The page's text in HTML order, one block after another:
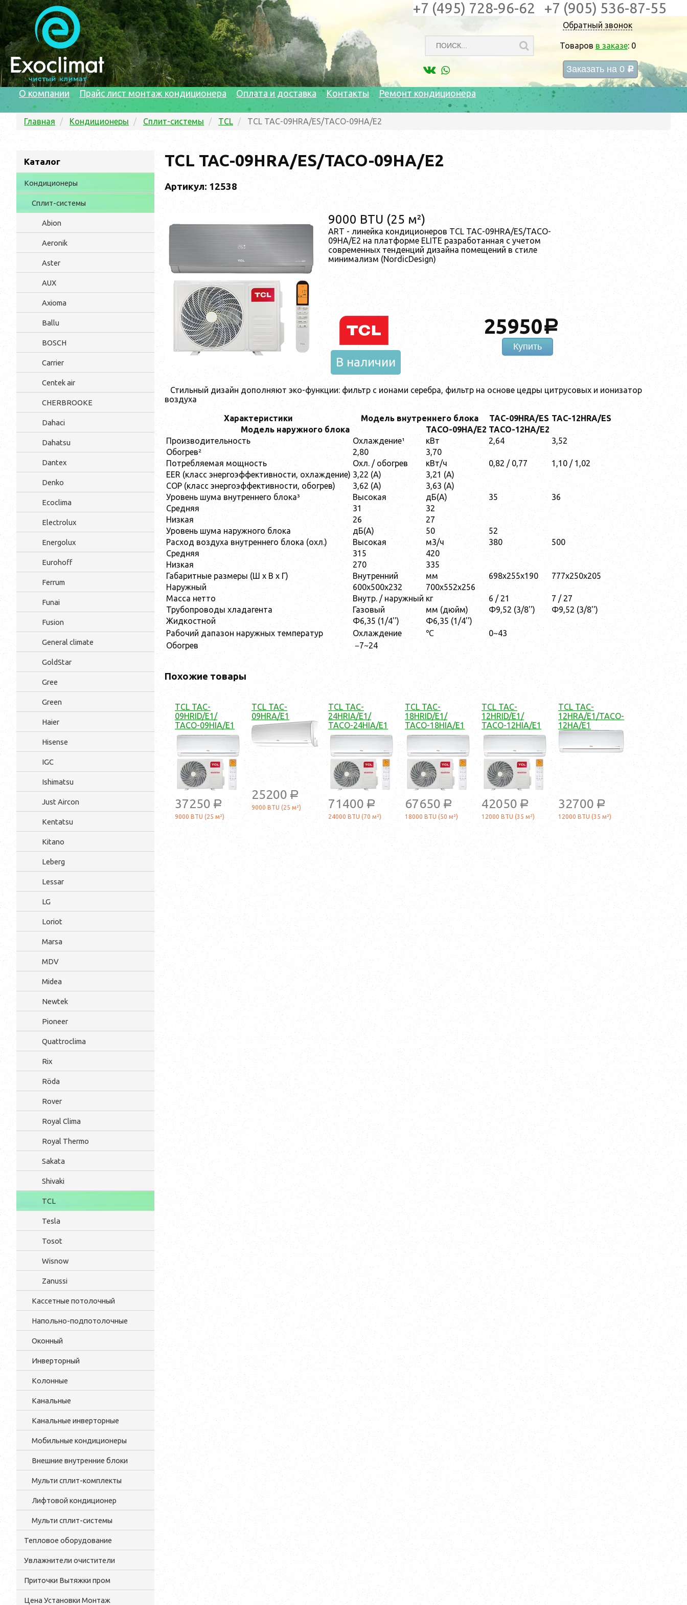
Обратный звонок
Товаров в заказе: 0
Заказать на 0 c
+7 (495) 728-96-62 +7 (905) 536-87-55
О компании Прайс лист монтаж кондиционера Оплата и доставка Контакты Ремонт кондиционера
Главная Кондиционеры Сплит-системы TCL TCL TAC-09HRA/ES/TACO-09HA/E2
Каталог
Кондиционеры
Сплит-системы
Abion
Aeronik
Aster
AUX
Axioma
Ballu
BOSCH
Carrier
Centek air
CHERBROOKE
Dahaci
Dahatsu
Dantex
Denko
Ecoclima
Electrolux
Energolux
Eurohoff
Ferrum
Funai
Fusion
General climate
GoldStar
Gree
Green
Haier
Hisense
IGC
Ishimatsu
Just Aircon
Kentatsu
Kitano
Leberg
Lessar
LG
Loriot
Marsa
MDV
Midea
Newtek
Pioneer
Quattroclima
Rix
Röda
Rover
Royal Clima
Royal Thermo
Sakata
Shivaki
TCL
Tesla
Tosot
Wisnow
Zanussi
Кассетные потолочный
Напольно-подпотолочные
Оконный
Инверторный
Колонные
Канальные
Канальные инверторные
Мобильные кондиционеры
Внешние внутренние блоки
Мульти cплит-комплекты
Лифтовой кондиционер
Мульти сплит-системы
Тепловое оборудование
Увлажнители очистители
Приточки Вытяжки пром
Цена Установки Монтаж
TCL TAC-09HRA/ES/TACO-09HA/E2
Артикул: 12538
9000 BTU (25 м²)
ART - линейка кондиционеров TCL TAC-09HRA/ES/TACO-
09HA/E2 на платформе ELITE разработанная с учетом
современных тенденций дизайна помещений в стиле
минимализм (NordicDesign)
25950a
Купить
В наличии
Стильный дизайн дополняют эко-функции: фильтр с ионами серебра, фильтр на основе цедры цитрусовых и ионизатор
воздуха
Характеристики Модель внутреннего блока TAC-09HRA/ES TAC-12HRA/ES
Модель наружного блока
TACO-09HA/E2 TACO-12HA/E2
Производительность
Охлаждение¹ кВт 2,64
3,52
Обогрев²
2,80
3,70
Потребляемая мощность
Охл. / обогрев кВт/ч 0,82 / 0,77
1,10 / 1,02
EER (класс энергоэффективности, охлаждение) 3,22 (А)
3,21 (А)
COP (класс энергоэффективности, обогрев)
3,62 (А)
3,63 (А)
Уровень шума внутреннего блока³
Высокая дБ(A) 35
36
Средняя
31
32
Низкая
26
27
Уровень шума наружного блока
дБ(A) 50
52
Расход воздуха внутреннего блока (охл.)
Высокая м3/ч 380
500
Средняя
315
420
Низкая
270
335
Габаритные размеры (Ш х В х Г)
Внутренний мм 698x255x190
777x250x205
Наружный
600x500x232
700x552x256
Масса нетто
Внутр. / наружный кг 6 / 21
7 / 27
Трубопроводы хладагента
Газовый мм (дюйм) Φ9,52 (3/8'')
Φ9,52 (3/8'')
Жидкостной
Φ6,35 (1/4'')
Φ6,35 (1/4'')
Рабочий дапазон наружных температур
Охлаждение ℃
0~43
Обогрев
−7~24
Похожие товары
TCL TAC-
09HRID/E1/
TACO-09HIA/E1
37250 a
9000 BTU (25 м²)
TCL TAC-
09HRA/E1
25200 a
9000 BTU (25 м²)
TCL TAC-
24HRIA/E1/
TACO-24HIA/E1
71400 a
24000 BTU (70 м²)
TCL TAC-
18HRID/E1/
TACO-18HIA/E1
67650 a
18000 BTU (50 м²)
TCL TAC-
12HRID/E1/
TACO-12HIA/E1
42050 a
12000 BTU (35 м²)
TCL TAC-
12HRA/E1/TACO-
12HA/E1
32700 a
12000 BTU (35 м²)